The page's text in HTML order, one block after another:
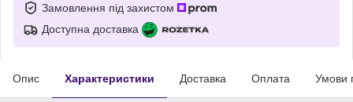
Замовлення під захистом
Доступна доставка
Опис Характеристики Доставка Оплата Умови